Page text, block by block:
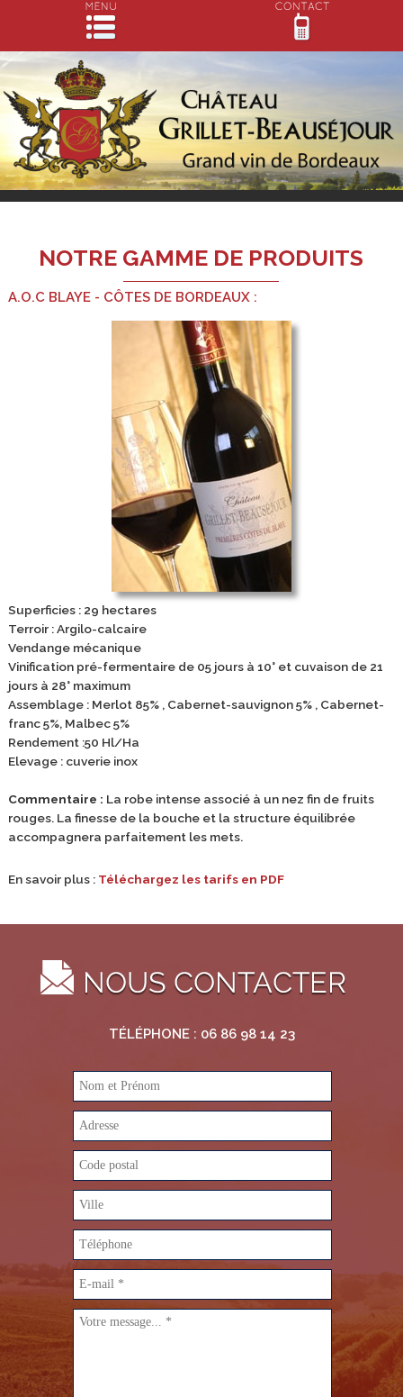
NOTRE GAMME DE PRODUITS
A.O.C BLAYE - CÔTES DE BORDEAUX :
Superficies : 29 hectares
Terroir : Argilo-calcaire
Vendange mécanique
Vinification pré-fermentaire de 05 jours à 10° et cuvaison de 21
jours à 28° maximum
Assemblage : Merlot 85% , Cabernet-sauvignon 5% , Cabernet-
franc 5%, Malbec 5%
Rendement :50 Hl/Ha
Elevage : cuverie inox
Commentaire : La robe intense associé à un nez fin de fruits
rouges. La finesse de la bouche et la structure équilibrée
accompagnera parfaitement les mets.
En savoir plus : Téléchargez les tarifs en PDF
TÉLÉPHONE : 06 86 98 14 23